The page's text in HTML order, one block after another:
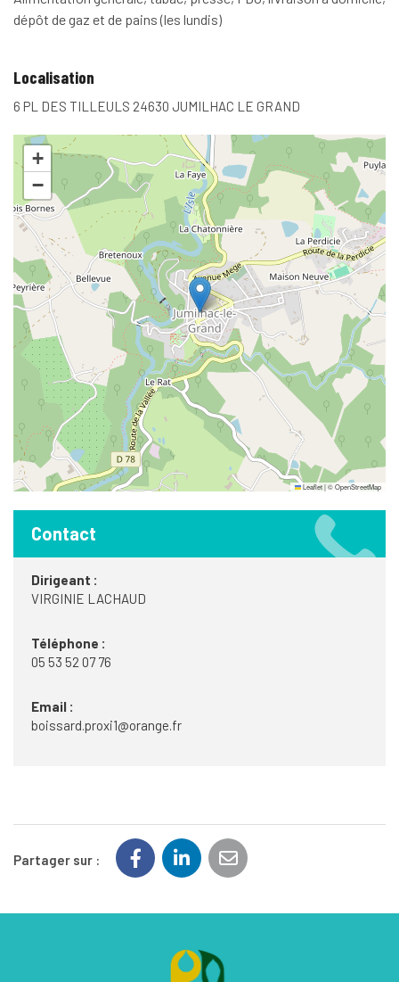
dépôt de gaz et de pains (les lundis)
Localisation
6 PL DES TILLEULS 24630 JUMILHAC LE GRAND
+
−
Leaflet|©OpenStreetMap
Contact
Dirigeant :
VIRGINIE LACHAUD
Téléphone :
05 53 52 07 76
Email :
boissard.proxi1@orange.fr
Partager sur :